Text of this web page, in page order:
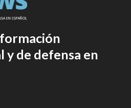
y de defensa en